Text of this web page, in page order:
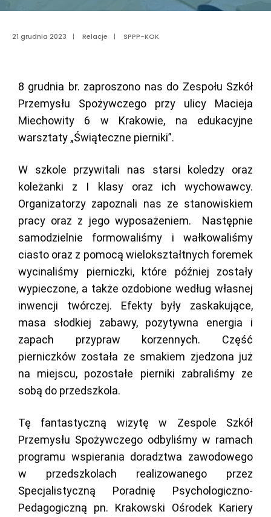
21 grudnia 2023 | Relacje | SPPP-KOK
8 grudnia br. zaproszono nas do Zespołu Szkół
Przemysłu Spożywczego przy ulicy Macieja
Miechowity 6 w Krakowie, na edukacyjne
warsztaty „Świąteczne pierniki”.
W szkole przywitali nas starsi koledzy oraz
koleżanki z I klasy oraz ich wychowawcy.
Organizatorzy zapoznali nas ze stanowiskiem
pracy oraz z jego wyposażeniem. Następnie
samodzielnie formowaliśmy i wałkowaliśmy
ciasto oraz z pomocą wielokształtnych foremek
wycinaliśmy pierniczki, które później zostały
wypieczone, a także ozdobione według własnej
inwencji twórczej. Efekty były zaskakujące,
masa słodkiej zabawy, pozytywna energia i
zapach przypraw korzennych. Część
pierniczków została ze smakiem zjedzona już
na miejscu, pozostałe pierniki zabraliśmy ze
sobą do przedszkola.
Tę fantastyczną wizytę w Zespole Szkół
Przemysłu Spożywczego odbyliśmy w ramach
programu wspierania doradztwa zawodowego
w przedszkolach realizowanego przez
Specjalistyczną Poradnię Psychologiczno-
Pedagogiczną pn. Krakowski Ośrodek Kariery